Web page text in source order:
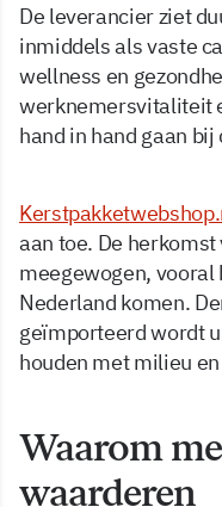
De leverancier ziet
inmiddels als vaste
wellness en
werknemersvitaliteit
hand in hand gaan
aan toe. De
meegewogen,
Nederland komen.
geïmporteerd wordt
houden met milieu
Waarom
waarderen